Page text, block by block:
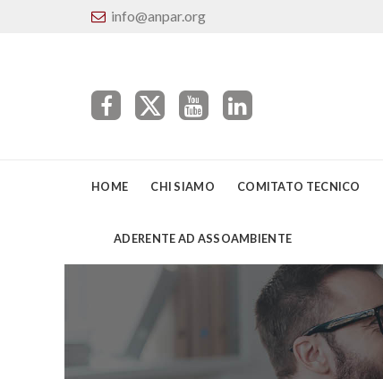
info@anpar.org
HOME CHI SIAMO COMITATO TECNICO
ADERENTE AD ASSOAMBIENTE